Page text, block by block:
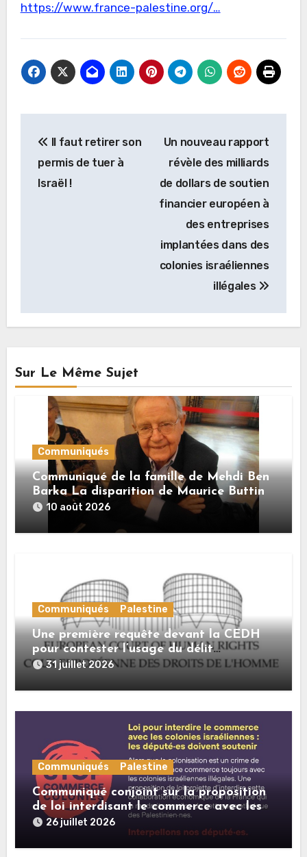
https://www.france-palestine.org/…
de
l’article
Il faut retirer son
permis de tuer à
Israël !
Un nouveau rapport
révèle des milliards
de dollars de soutien
financier européen à
des entreprises
implantées dans des
colonies israéliennes
illégales
Sur Le Même Sujet
Communiqués
Communiqué de la famille de Mehdi Ben
Barka La disparition de Maurice Buttin
10 août 2026
Communiqués Palestine
Une première requête devant la CEDH
pour contester l’usage du délit
d’« apologie du terrorisme » contre les
Palestine
31 juillet 2026
Communiqués Palestine
Communiqué conjoint sur la proposition
de loi interdisant le commerce avec les
colonies israéliennes illégales
26 juillet 2026